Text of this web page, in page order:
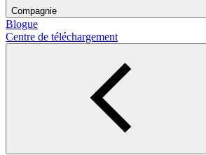
Compagnie
Blogue
Centre de téléchargement